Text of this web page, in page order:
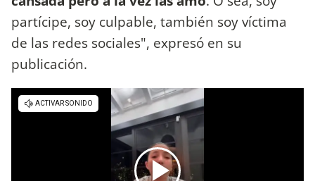
partícipe, soy culpable, también soy víctima
de las redes sociales", expresó en su
publicación.